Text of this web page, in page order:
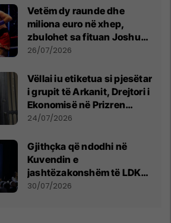
Vetëm dy raunde dhe
miliona euro në xhep,
zbulohet sa fituan Joshua
e Prenga
26/07/2026
Vëllai iu etiketua si pjesëtar
i grupit të Arkanit, Drejtori i
Ekonomisë në Prizren
mohon pretendimet
24/07/2026
Gjithçka që ndodhi në
Kuvendin e
jashtëzakonshëm të LDK-
së
30/07/2026